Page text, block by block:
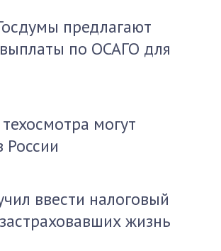
предлагают
по ОСАГО для
могут
России
ввести налоговый
жизнь